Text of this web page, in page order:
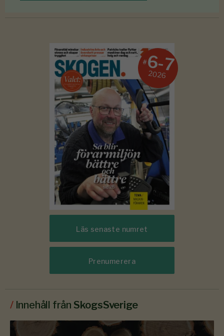
#6-7
2026
Läs senaste numret
Prenumerera
/ Innehåll från SkogsSverige